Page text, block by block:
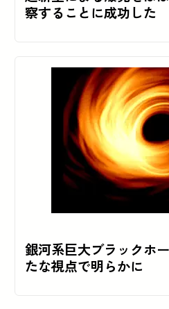
察することに成功した
銀河系巨大ブラックホ
たな視点で明らかに